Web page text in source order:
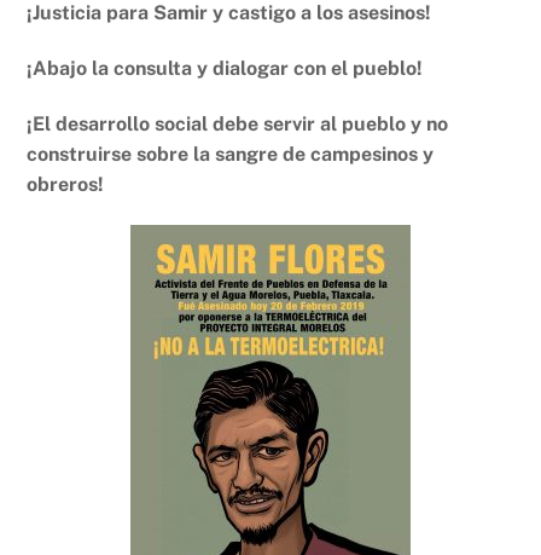
¡Justicia para Samir y castigo a los asesinos!
¡Abajo la consulta y dialogar con el pueblo!
¡El desarrollo social debe servir al pueblo y no
construirse sobre la sangre de campesinos y
obreros!